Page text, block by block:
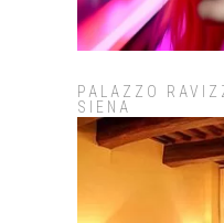
PALAZZO
SIENA